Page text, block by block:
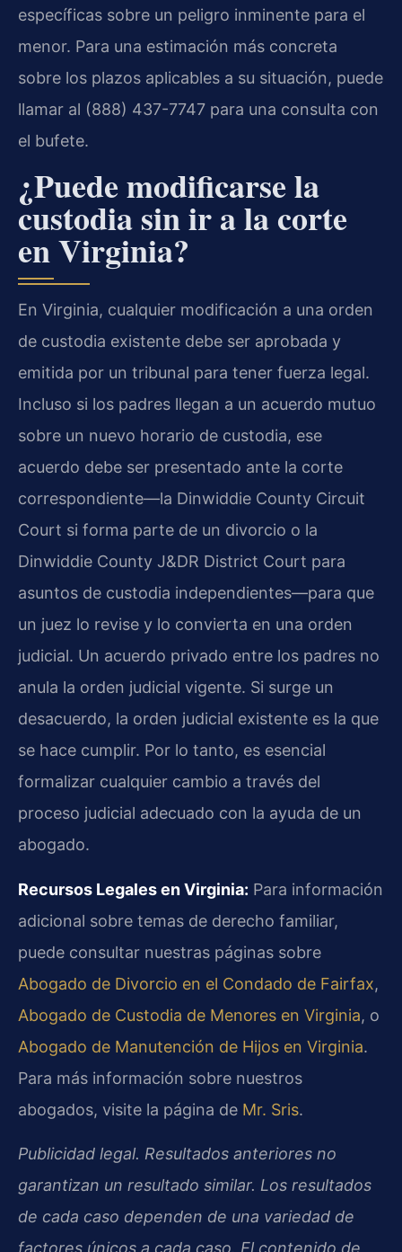
específicas sobre un peligro inminente para el
menor. Para una estimación más concreta
sobre los plazos aplicables a su situación, puede
llamar al (888) 437-7747 para una consulta con
el bufete.
¿Puede modificarse la
custodia sin ir a la corte
en Virginia?
En Virginia, cualquier modificación a una orden
de custodia existente debe ser aprobada y
emitida por un tribunal para tener fuerza legal.
Incluso si los padres llegan a un acuerdo mutuo
sobre un nuevo horario de custodia, ese
acuerdo debe ser presentado ante la corte
correspondiente—la Dinwiddie County Circuit
Court si forma parte de un divorcio o la
Dinwiddie County J&DR District Court para
asuntos de custodia independientes—para que
un juez lo revise y lo convierta en una orden
judicial. Un acuerdo privado entre los padres no
anula la orden judicial vigente. Si surge un
desacuerdo, la orden judicial existente es la que
se hace cumplir. Por lo tanto, es esencial
formalizar cualquier cambio a través del
proceso judicial adecuado con la ayuda de un
abogado.
Recursos Legales en Virginia: Para información
adicional sobre temas de derecho familiar,
puede consultar nuestras páginas sobre
Abogado de Divorcio en el Condado de Fairfax,
Abogado de Custodia de Menores en Virginia, o
Abogado de Manutención de Hijos en Virginia.
Para más información sobre nuestros
abogados, visite la página de Mr. Sris.
Publicidad legal. Resultados anteriores no
garantizan un resultado similar. Los resultados
de cada caso dependen de una variedad de
factores únicos a cada caso. El contenido de